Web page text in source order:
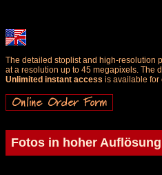
The detailed stoplist and high-resolution
at a resolution up to 45 megapixels. The
Unlimited instant access is available for
Fotos in hoher Auflösung